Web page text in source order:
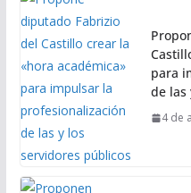
para
de las
4 de